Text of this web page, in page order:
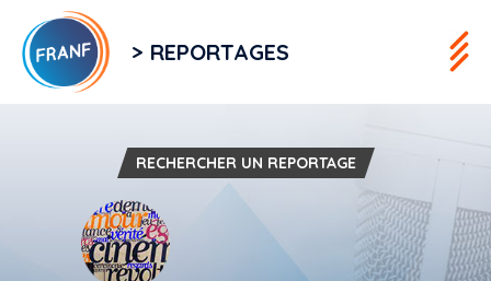
> REPORTAGES
RECHERCHER UN REPORTAGE